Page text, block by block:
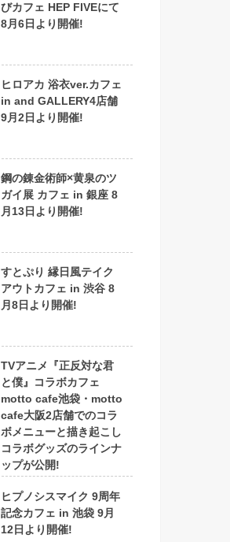
びカフェ HEP FIVEにて
8月6日より開催!
ヒロアカ 浴衣ver.カフェ
in and GALLERY4店舗
9月2日より開催!
鋼の錬金術師×黄泉のツ
ガイ展 カフェ in 銀座 8
月13日より開催!
すとぷり 縁日風テイク
アウトカフェ in 渋谷 8
月8日より開催!
TVアニメ『正反対な君
と僕』コラボカフェ
motto cafe池袋・motto
cafe大阪2店舗でのコラ
ボメニューと描き起こし
コラボグッズのラインナ
ップが公開!
ヒプノシスマイク 9周年
記念カフェ in 池袋 9月
12日より開催!